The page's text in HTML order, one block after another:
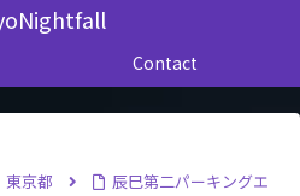
Contact
東京都
辰巳第二パーキングエ